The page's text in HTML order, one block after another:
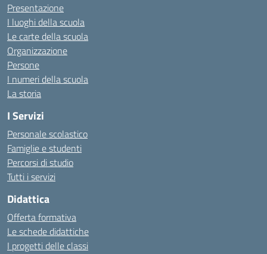
Presentazione
I luoghi della scuola
Le carte della scuola
Organizzazione
Persone
I numeri della scuola
La storia
I Servizi
Personale scolastico
Famiglie e studenti
Percorsi di studio
Tutti i servizi
Didattica
Offerta formativa
Le schede didattiche
I progetti delle classi